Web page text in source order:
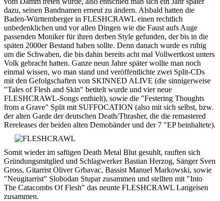
dazu, seinen Bandnamen erneut zu ändern. Alsbald hatten die
Baden-Württemberger in FLESHCRAWL einen rechtlich
unbedenklichen und vor allen Dingen wie die Faust aufs Auge
passenden Moniker für ihren derben Style gefunden, der bis in die
späten 2000er Bestand haben sollte. Denn danach wurde es ruhig
um die Schwaben, die bis dahin bereits acht mal Vollwertkost unters
Volk gebracht hatten. Ganze neun Jahre später wollte man noch
einmal wissen, wo man stand und veröffentlichte zwei Split-CDs
mit den Gefolgschaften von SKINNED ALIVE (die sinnigerweise
"Tales of Flesh and Skin" betitelt wurde und vier neue
FLESHCRAWL-Songs enthielt), sowie die "Festering Thoughts
from a Grave" Split mit SUFFOCATION (also mit sich selbst, bzw.
der alten Garde der deutschen Death/Thrasher, die die remastered
Rereleases der beiden alten Demobänder und der 7 "EP beinhaltete).
Somit wieder im saftigen Death Metal Blut gesuhlt, rauften sich
Gründungsmitglied und Schlagwerker Bastian Herzog, Sänger Sven
Gross, Gitarrist Oliver Grbavac, Bassist Manuel Markowski, sowie
"Neugitarrist" Slobodan Stupar zusammen und stellten mit "Into
The Catacombs Of Flesh" das neunte FLESHCRAWL Langeisen
zusammen.